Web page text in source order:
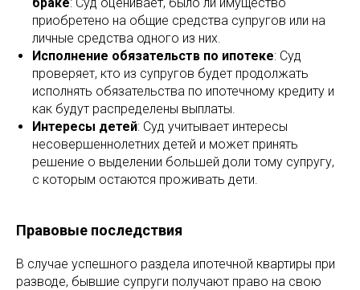
приобретено на общие средства супругов или на
личные средства одного из них.
Исполнение обязательств по ипотеке: Суд
проверяет, кто из супругов будет продолжать
исполнять обязательства по ипотечному кредиту и
как будут распределены выплаты.
Интересы детей: Суд учитывает интересы
несовершеннолетних детей и может принять
решение о выделении большей доли тому супругу,
с которым остаются проживать дети.
Правовые последствия
В случае успешного раздела ипотечной квартиры при
разводе, бывшие супруги получают право на свою